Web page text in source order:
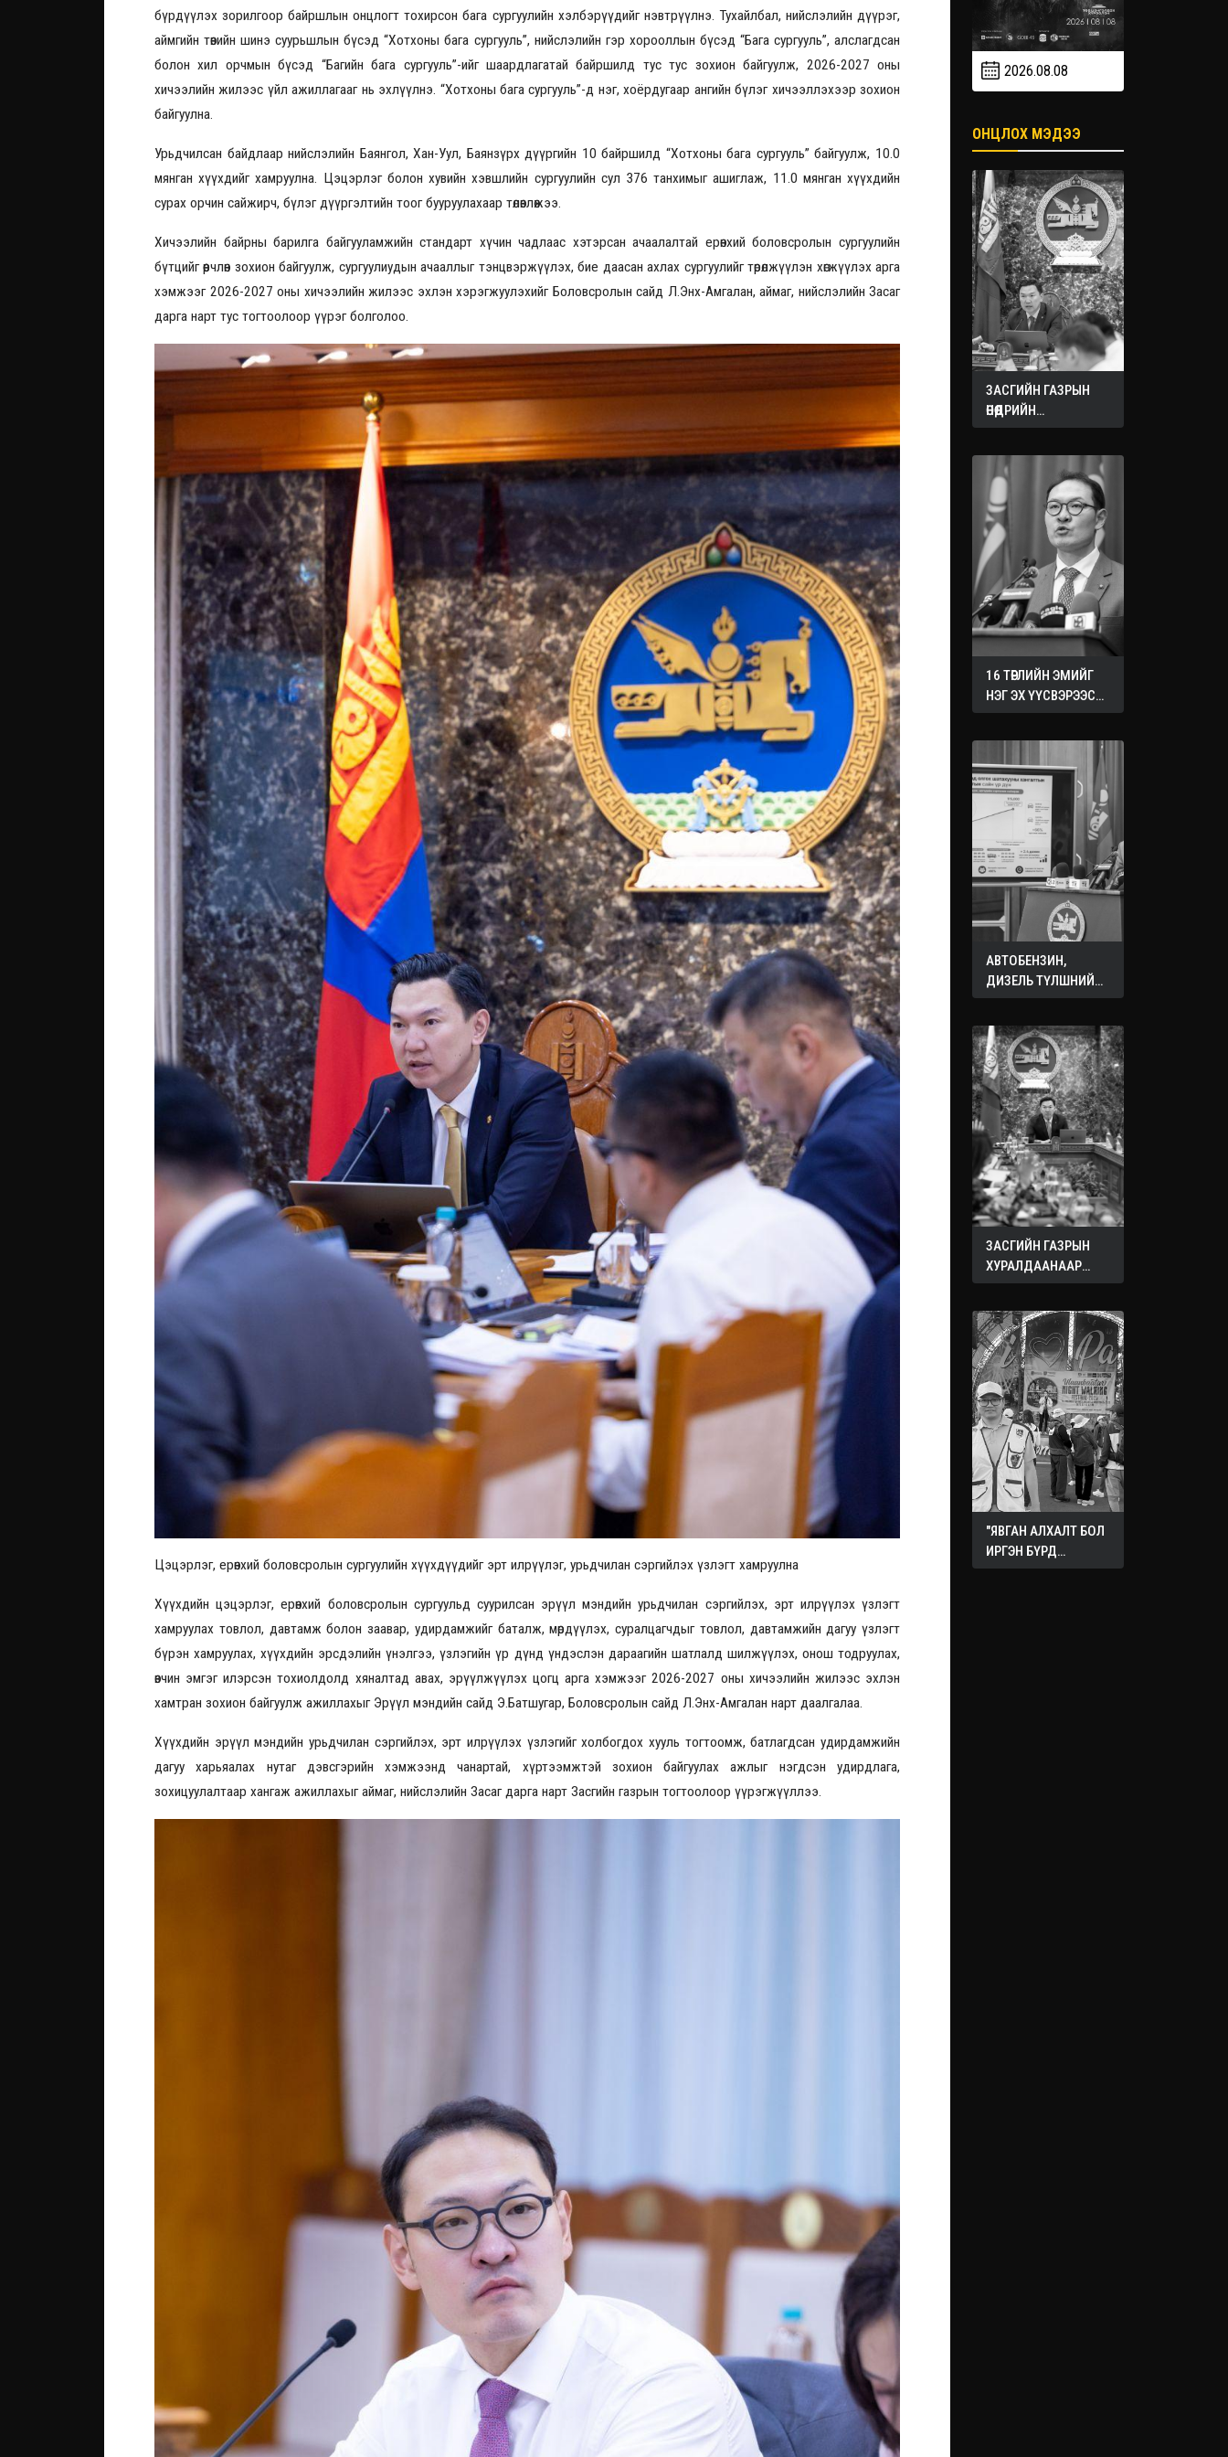
бүрдүүлэх зорилгоор байршлын онцлогт тохирсон бага сургуулийн хэлбэрүүдийг нэвтрүүлнэ. Тухайлбал, нийслэлийн дүүрэг,
аймгийн төвийн шинэ суурьшлын бүсэд “Хотхоны бага сургууль”, нийслэлийн гэр хорооллын бүсэд “Бага сургууль”, алслагдсан
болон хил орчмын бүсэд “Багийн бага сургууль”-ийг шаардлагатай байршилд тус тус зохион байгуулж, 2026-2027 оны
хичээлийн жилээс үйл ажиллагааг нь эхлүүлнэ. “Хотхоны бага сургууль”-д нэг, хоёрдугаар ангийн бүлэг хичээллэхээр зохион
байгуулна.
Урьдчилсан байдлаар нийслэлийн Баянгол, Хан-Уул, Баянзүрх дүүргийн 10 байршилд “Хотхоны бага сургууль” байгуулж, 10.0
мянган хүүхдийг хамруулна. Цэцэрлэг болон хувийн хэвшлийн сургуулийн сул 376 танхимыг ашиглаж, 11.0 мянган хүүхдийн
сурах орчин сайжирч, бүлэг дүүргэлтийн тоог бууруулахаар төлөвлөжээ.
Хичээлийн байрны барилга байгууламжийн стандарт хүчин чадлаас хэтэрсан ачаалалтай ерөнхий боловсролын сургуулийн
бүтцийг өөрчлөн зохион байгуулж, сургуулиудын ачааллыг тэнцвэржүүлэх, бие даасан ахлах сургуулийг төрөлжүүлэн хөгжүүлэх арга
хэмжээг 2026-2027 оны хичээлийн жилээс эхлэн хэрэгжуулэхийг Боловсролын сайд Л.Энх-Амгалан, аймаг, нийслэлийн Засаг
дарга нарт тус тогтоолоор үүрэг болголоо.
Цэцэрлэг, ерөнхий боловсролын сургуулийн хүүхдүүдийг эрт илрүүлэг, урьдчилан сэргийлэх үзлэгт хамруулна
Хүүхдийн цэцэрлэг, ерөнхий боловсролын сургуульд суурилсан эрүүл мэндийн урьдчилан сэргийлэх, эрт илрүүлэх үзлэгт
хамруулах товлол, давтамж болон заавар, удирдамжийг баталж, мөрдүүлэх, суралцагчдыг товлол, давтамжийн дагуу үзлэгт
бүрэн хамруулах, хүүхдийн эрсдэлийн үнэлгээ, үзлэгийн үр дүнд үндэслэн дараагийн шатлалд шилжүүлэх, онош тодруулах,
өвчин эмгэг илэрсэн тохиолдолд хяналтад авах, эрүүлжүүлэх цогц арга хэмжээг 2026-2027 оны хичээлийн жилээс эхлэн
хамтран зохион байгуулж ажиллахыг Эрүүл мэндийн сайд Э.Батшугар, Боловсролын сайд Л.Энх-Амгалан нарт даалгалаа.
Хүүхдийн эрүүл мэндийн урьдчилан сэргийлэх, эрт илрүүлэх үзлэгийг холбогдох хууль тогтоомж, батлагдсан удирдамжийн
дагуу харьяалах нутаг дэвсгэрийн хэмжээнд чанартай, хүртээмжтэй зохион байгуулах ажлыг нэгдсэн удирдлага,
зохицуулалтаар хангаж ажиллахыг аймаг, нийслэлийн Засаг дарга нарт Засгийн газрын тогтоолоор үүрэгжүүллээ.
2026.08.30 20:00
2026.09.19
2026.08.08
ОНЦЛОХ МЭДЭЭ
ЗАСГИЙН ГАЗРЫН
ӨНӨӨДРИЙН
ХУРАЛДААНААС
ШИЙДВЭРҮҮД
16 ТӨРЛИЙН ЭМИЙГ
НЭГ ЭХ ҮҮСВЭРЭЭС
ХУДАЛДАН АВАХ
АВТОБЕНЗИН,
ДИЗЕЛЬ ТҮЛШНИЙ
ОНЦГОЙ АЛБАН
ЗАСГИЙН ГАЗРЫН
ХУРАЛДААНААР
ХЭЛЭЛЦЭЖ БУЙ
"ЯВГАН АЛХАЛТ БОЛ
ИРГЭН БҮРД
ХҮРТЭЭМЖТЭЙ